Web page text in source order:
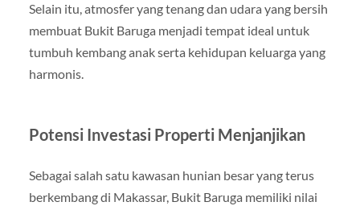
Selain itu, atmosfer yang tenang dan udara yang bersih
membuat Bukit Baruga menjadi tempat ideal untuk
tumbuh kembang anak serta kehidupan keluarga yang
harmonis.
Potensi Investasi Properti Menjanjikan
Sebagai salah satu kawasan hunian besar yang terus
berkembang di Makassar, Bukit Baruga memiliki nilai